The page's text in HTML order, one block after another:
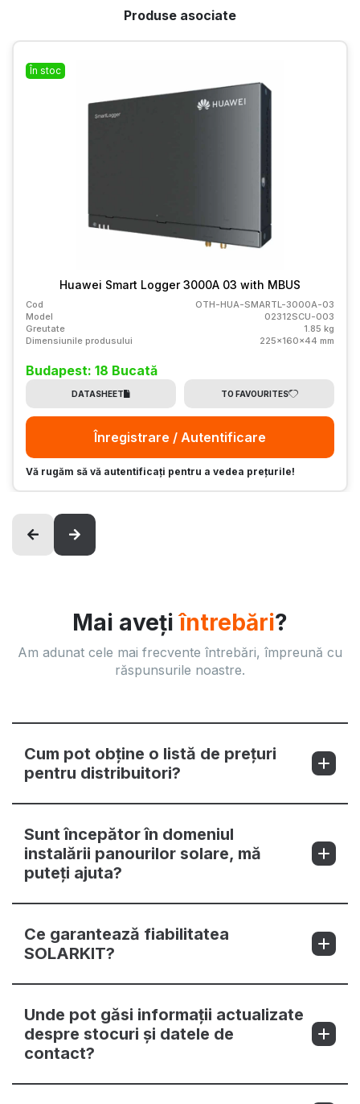
Produse asociate
În stoc
Huawei Smart Logger 3000A 03 with MBUS
Cod
OTH-HUA-SMARTL-3000A-03
Model
02312SCU-003
Greutate
1.85 kg
Dimensiunile produsului
225x160x44 mm
Budapest: 18 Bucată
DATASHEET TO FAVOURITES
Înregistrare / Autentificare
Vă rugăm să vă autentificați pentru a vedea prețurile!
Mai avețiîntrebări?
Am adunat cele mai frecvente întrebări, împreună cu
răspunsurile noastre.
Cum pot obține o listă de prețuri
pentru distribuitori?
Sunt începător în domeniul
instalării panourilor solare, mă
puteți ajuta?
Ce garantează fiabilitatea
SOLARKIT?
Unde pot găsi informații actualizate
despre stocuri și datele de
contact?